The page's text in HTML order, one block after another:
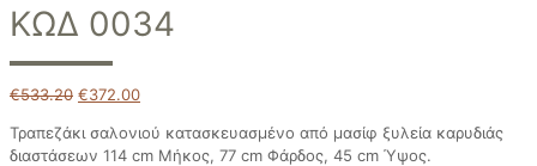
ΚΩΔ 0034
€533.20 €372.00
Τραπεζάκι σαλονιού κατασκευασμένο από μασίφ ξυλεία καρυδιάς
διαστάσεων 114 cm Μήκος, 77 cm Φάρδος, 45 cm Ύψος.